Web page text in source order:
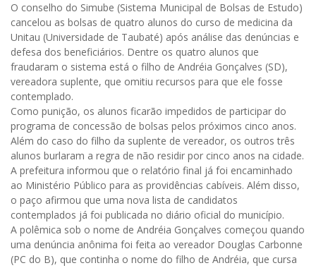
O conselho do Simube (Sistema Municipal de Bolsas de Estudo)
cancelou as bolsas de quatro alunos do curso de medicina da
Unitau (Universidade de Taubaté) após análise das denúncias e
defesa dos beneficiários. Dentre os quatro alunos que
fraudaram o sistema está o filho de Andréia Gonçalves (SD),
vereadora suplente, que omitiu recursos para que ele fosse
contemplado.
Como punição, os alunos ficarão impedidos de participar do
programa de concessão de bolsas pelos próximos cinco anos.
Além do caso do filho da suplente de vereador, os outros três
alunos burlaram a regra de não residir por cinco anos na cidade.
A prefeitura informou que o relatório final já foi encaminhado
ao Ministério Público para as providências cabíveis. Além disso,
o paço afirmou que uma nova lista de candidatos
contemplados já foi publicada no diário oficial do município.
A polêmica sob o nome de Andréia Gonçalves começou quando
uma denúncia anônima foi feita ao vereador Douglas Carbonne
(PC do B), que continha o nome do filho de Andréia, que cursa